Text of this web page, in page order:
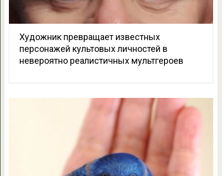
Художник превращает известных
персонажей культовых личностей в
невероятно реалистичных мультгероев